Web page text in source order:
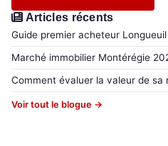
Articles récents
Guide premier acheteur
Marché immobilier Montérégie
Comment évaluer la valeur de sa
Voir tout le blogue →